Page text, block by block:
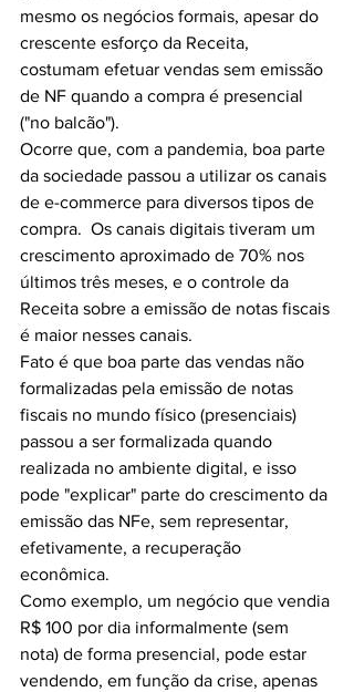
mesmo os negócios formais, apesar do
crescente esforço da Receita,
costumam efetuar vendas sem emissão
de NF quando a compra é presencial
("no balcão").
Ocorre que, com a pandemia, boa parte
da sociedade passou a utilizar os canais
de e-commerce para diversos tipos de
compra.  Os canais digitais tiveram um
crescimento aproximado de 70% nos
últimos três meses, e o controle da
Receita sobre a emissão de notas fiscais
é maior nesses canais.
Fato é que boa parte das vendas não
formalizadas pela emissão de notas
fiscais no mundo físico (presenciais)
passou a ser formalizada quando
realizada no ambiente digital, e isso
pode "explicar" parte do crescimento da
emissão das NFe, sem representar,
efetivamente, a recuperação
econômica.
Como exemplo, um negócio que vendia
R$ 100 por dia informalmente (sem
nota) de forma presencial, pode estar
vendendo, em função da crise, apenas